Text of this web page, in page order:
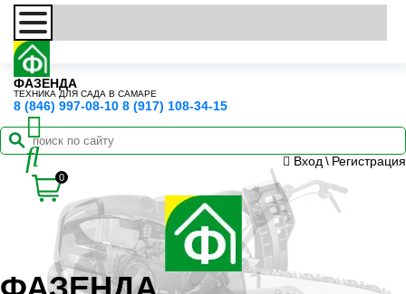
ФАЗЕНДА
ТЕХНИКА ДЛЯ САДА В САМАРЕ
8 (846) 997-08-10 8 (917) 108-34-15
0
Вход \ Регистрация